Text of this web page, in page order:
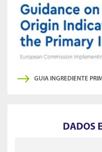
GUIA INGREDIENTE
DADOS